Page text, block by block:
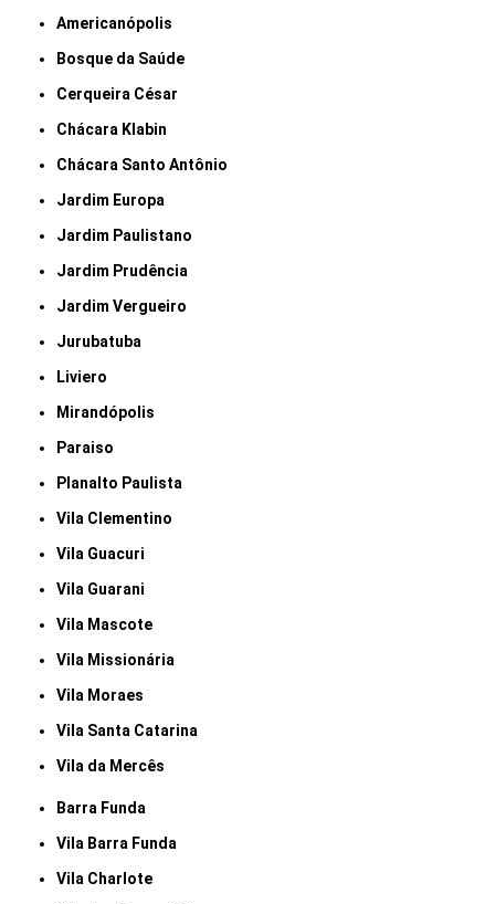
Americanópolis
Bosque da Saúde
Cerqueira César
Chácara Klabin
Chácara Santo Antônio
Jardim Europa
Jardim Paulistano
Jardim Prudência
Jardim Vergueiro
Jurubatuba
Liviero
Mirandópolis
Paraiso
Planalto Paulista
Vila Clementino
Vila Guacuri
Vila Guarani
Vila Mascote
Vila Missionária
Vila Moraes
Vila Santa Catarina
Vila da Mercês
Barra Funda
Vila Barra Funda
Vila Charlote